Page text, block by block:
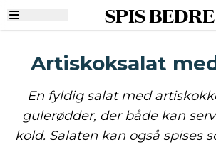
SPIS BEDRE
Artiskoksalat
En fyldig salat med
gulerødder, der både kan
kold. Salaten kan også spises